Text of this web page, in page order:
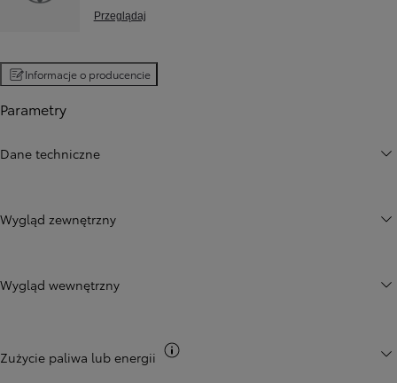
Przeglądaj
Informacje o producencie
Parametry
Dane techniczne
Wygląd zewnętrzny
Wygląd wewnętrzny
Zużycie paliwa lub energii